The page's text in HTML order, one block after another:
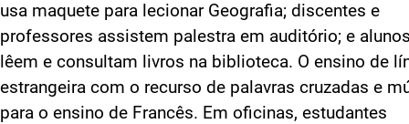
usa maquete para lecionar Geografia; discentes e
professores assistem palestra em auditório; e
lêem e consultam livros na biblioteca. O ensino de
estrangeira com o recurso de palavras cruzadas e
para o ensino de Francês. Em oficinas, estudantes